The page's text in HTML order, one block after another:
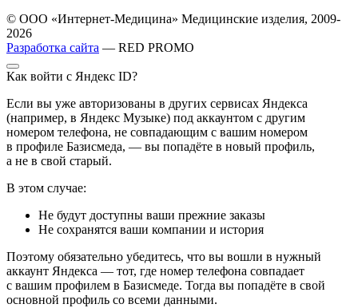
© ООО «Интернет-Медицина» Медицинские изделия, 2009-
2026
Разработка сайта — RED PROMO
Как войти с Яндекс ID?
Если вы уже авторизованы в других сервисах Яндекса
(например, в Яндекс Музыке) под аккаунтом с другим
номером телефона, не совпадающим с вашим номером
в профиле Базисмеда, — вы попадёте в новый профиль,
а не в свой старый.
В этом случае:
Не будут доступны ваши прежние заказы
Не сохранятся ваши компании и история
Поэтому обязательно убедитесь, что вы вошли в нужный
аккаунт Яндекса — тот, где номер телефона совпадает
с вашим профилем в Базисмеде. Тогда вы попадёте в свой
основной профиль со всеми данными.